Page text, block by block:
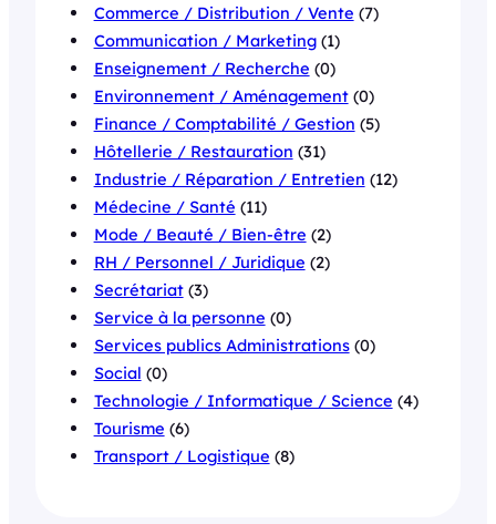
Commerce / Distribution / Vente (7)
Communication / Marketing(1)
Enseignement / Recherche (0)
Environnement / Aménagement(0)
Finance / Comptabilité / Gestion (5)
Hôtellerie / Restauration (31)
Industrie / Réparation / Entretien (12)
Médecine / Santé (11)
Mode / Beauté / Bien-être (2)
RH / Personnel / Juridique (2)
Secrétariat(3)
Service à la personne (0)
Services publics Administrations(0)
Social (0)
Technologie / Informatique / Science (4)
Tourisme (6)
Transport / Logistique (8)